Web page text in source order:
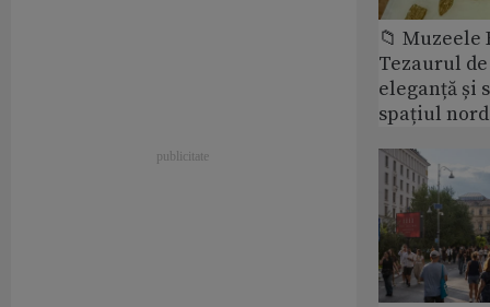
📁 Muzeele
Tezaurul
eleganță și
spațiul